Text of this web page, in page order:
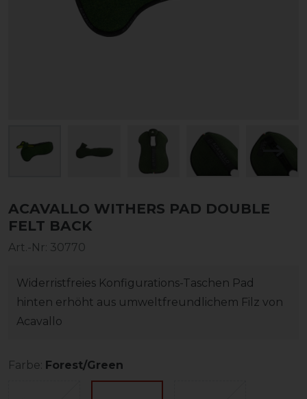
ACAVALLO WITHERS PAD DOUBLE
FELT BACK
Art.-Nr: 30770
Widerristfreies Konfigurations-Taschen Pad
hinten erhöht aus umweltfreundlichem Filz von
Acavallo
Farbe: Forest/Green